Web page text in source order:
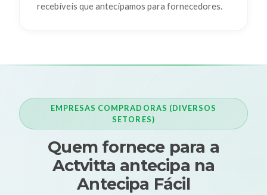
recebíveis que antecipamos para fornecedores.
EMPRESAS COMPRADORAS (DIVERSOS
SETORES)
Quem fornece para a
Actvitta antecipa na
Antecipa Fácil